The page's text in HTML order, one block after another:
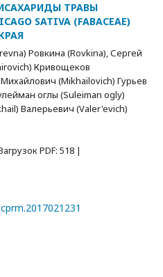
ТРАВЫ
SATIVA (FABACEAE)
Ровкина (Rovkina), Сергей
Кривощеков
(Mikhailovich) Гурьев
оглы (Suleiman ogly)
Валерьевич (Valer'evich)
PDF: 518 |